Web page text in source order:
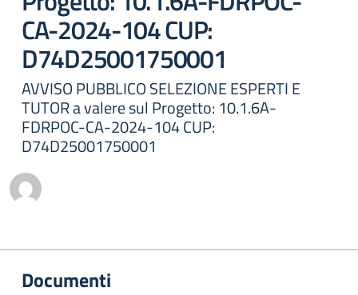
CA-2024-104 CUP:
D74D25001750001
AVVISO PUBBLICO SELEZIONE ESPERTI E
TUTOR a valere sul Progetto: 10.1.6A-
FDRPOC-CA-2024-104 CUP:
D74D25001750001
Documenti